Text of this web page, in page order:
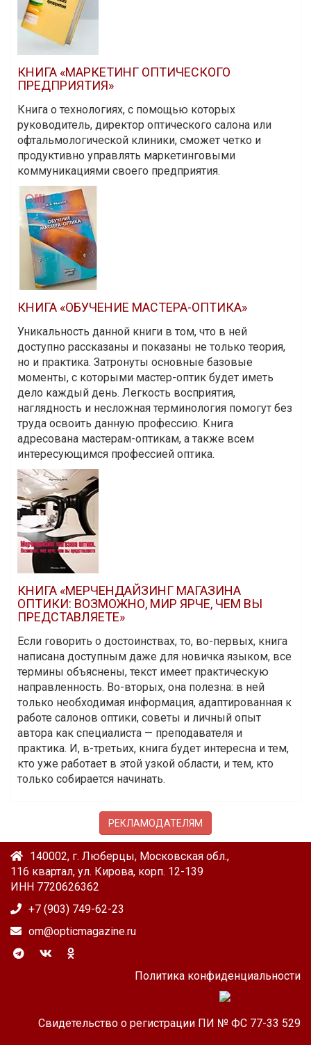
КНИГА «МАРКЕТИНГ ОПТИЧЕСКОГО
ПРЕДПРИЯТИЯ»
Книга о технологиях, с помощью которых
руководитель, директор оптического салона или
офтальмологической клиники, сможет четко и
продуктивно управлять маркетинговыми
коммуникациями своего предприятия.
КНИГА «ОБУЧЕНИЕ МАСТЕРА-ОПТИКА»
Уникальность данной книги в том, что в ней
доступно рассказаны и показаны не только теория,
но и практика. Затронуты основные базовые
моменты, с которыми мастер-оптик будет иметь
дело каждый день. Легкость восприятия,
наглядность и несложная терминология помогут без
труда освоить данную профессию. Книга
адресована мастерам-оптикам, а также всем
интересующимся профессией оптика.
КНИГА «МЕРЧЕНДАЙЗИНГ МАГАЗИНА
ОПТИКИ: ВОЗМОЖНО, МИР ЯРЧЕ, ЧЕМ ВЫ
ПРЕДСТАВЛЯЕТЕ»
Если говорить о достоинствах, то, во-первых, книга
написана доступным даже для новичка языком, все
термины объяснены, текст имеет практическую
направленность. Во-вторых, она полезна: в ней
только необходимая информация, адаптированная к
работе салонов оптики, советы и личный опыт
автора как специалиста — преподавателя и
практика. И, в-третьих, книга будет интересна и тем,
кто уже работает в этой узкой области, и тем, кто
только собирается начинать.
РЕКЛАМОДАТЕЛЯМ
140002, г. Люберцы, Московская обл.,
116 квартал, ул. Кирова, корп. 12-139
ИНН 7720626362
+7 (903) 749-62-23
om@opticmagazine.ru
Политика конфиденциальности
Свидетельство о регистрации ПИ № ФС 77-33 529